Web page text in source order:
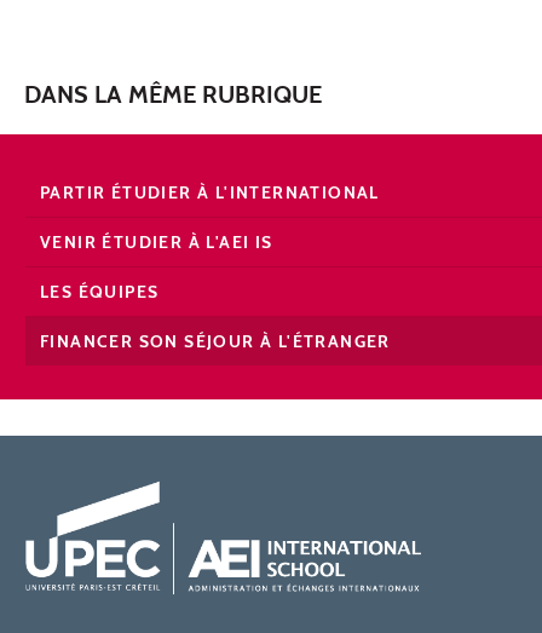
DANS LA MÊME RUBRIQUE
PARTIR ÉTUDIER À L'INTERNATIONAL
VENIR ÉTUDIER À L'AEI IS
LES ÉQUIPES
FINANCER SON SÉJOUR À L'ÉTRANGER